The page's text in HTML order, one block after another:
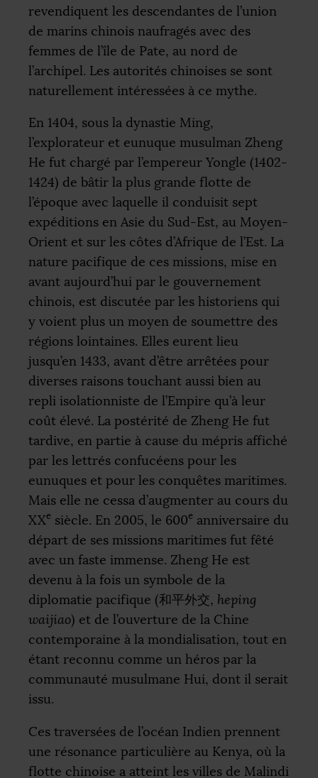
revendiquent les descendantes de l’union
de marins chinois naufragés avec des
femmes de l’île de Pate, au nord de
l’archipel. Les autorités chinoises se sont
naturellement intéressées à ce mythe.
En 1404, sous la dynastie Ming,
l’explorateur et eunuque musulman Zheng
He fut chargé par l’empereur Yongle (1402-
1424) de bâtir la plus grande flotte de
l’époque avec laquelle il conduisit sept
expéditions en Asie du Sud-Est, au Moyen-
Orient et sur les côtes d’Afrique de l’Est. La
nature pacifique de ces missions, mise en
avant aujourd’hui par le gouvernement
chinois, est discutée par les historiens qui
y voient plus un moyen de soumettre des
régions lointaines. Elles eurent lieu
jusqu’en 1433, avant d’être arrêtées pour
diverses raisons touchant aussi bien au
repli isolationniste de l’Empire qu’à leur
coût élevé. La postérité de Zheng He fut
tardive, en partie à cause du mépris affiché
par les lettrés confucéens pour les
eunuques et pour les conquêtes maritimes.
Mais elle ne cessa d’augmenter au cours du
XXe siècle. En 2005, le 600e anniversaire du
départ de ses missions maritimes fut fêté
avec un faste immense. Zheng He est
devenu à la fois un symbole de la
diplomatie pacifique (和平外交, heping
waijiao) et de l’ouverture de la Chine
contemporaine à la mondialisation, tout en
étant reconnu comme un héros par la
communauté musulmane Hui, dont il serait
issu.
Ces traversées de l’océan Indien prennent
une résonance particulière au Kenya, où la
flotte chinoise a atteint les villes de Malindi